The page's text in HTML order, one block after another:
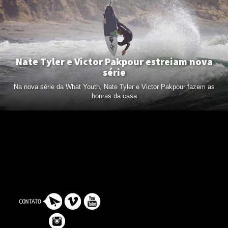
Nate Tyler e Victor Pakpour estreiam nova
série
Na nova série da What Youth, Nate Tyler e Victor Pakpour fazem as
honras da casa